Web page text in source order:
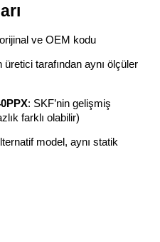
ve OEM kodu
üretici tarafından aynı ölçüler
: SKF’nin gelişmiş
farklı olabilir)
model, aynı statik